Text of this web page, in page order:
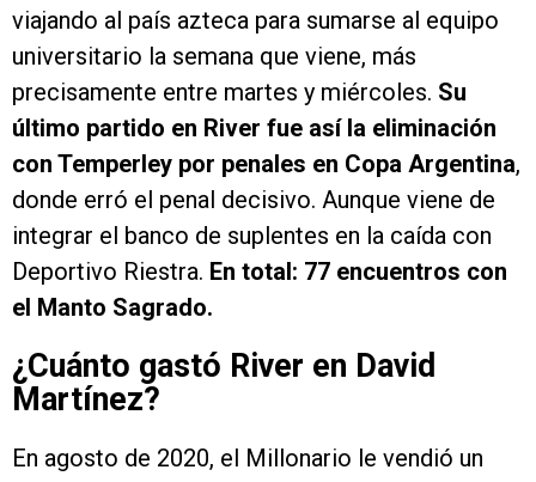
viajando al país azteca para sumarse al equipo
universitario la semana que viene, más
precisamente entre martes y miércoles. Su
último partido en River fue así la eliminación
con Temperley por penales en Copa Argentina,
donde erró el penal decisivo. Aunque viene de
integrar el banco de suplentes en la caída con
Deportivo Riestra. En total: 77 encuentros con
el Manto Sagrado.
¿Cuánto gastó River en David
Martínez?
En agosto de 2020, el Millonario le vendió un